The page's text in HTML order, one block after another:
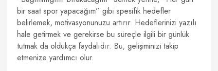
bir saat spor yapacağım” gibi spesifik hedefler
belirlemek, motivasyonunuzu artırır. Hedeflerinizi yazılı
hale getirmek ve gerekirse bu süreçle ilgili bir günlük
tutmak da oldukça faydalıdır. Bu, gelişiminizi takip
etmenize yardımcı olur.